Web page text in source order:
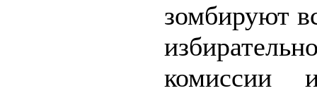
зомбируют
комиссии